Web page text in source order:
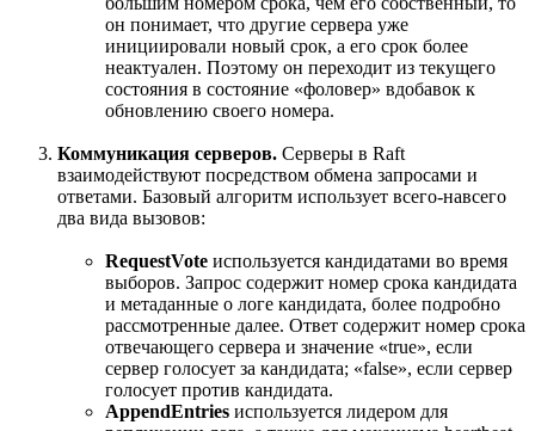
он понимает, что другие сервера уже
инициировали новый срок, а его срок более
неактуален. Поэтому он переходит из текущего
состояния в состояние «фоловер» вдобавок к
обновлению своего номера.
Коммуникация серверов. Серверы в Raft
взаимодействуют посредством обмена запросами и
ответами. Базовый алгоритм использует всего-навсего
два вида вызовов:
RequestVote используется кандидатами во время
выборов. Запрос содержит номер срока кандидата
и метаданные о логе кандидата, более подробно
рассмотренные далее. Ответ содержит номер срока
отвечающего сервера и значение «true», если
сервер голосует за кандидата; «false», если сервер
голосует против кандидата.
AppendEntries используется лидером для